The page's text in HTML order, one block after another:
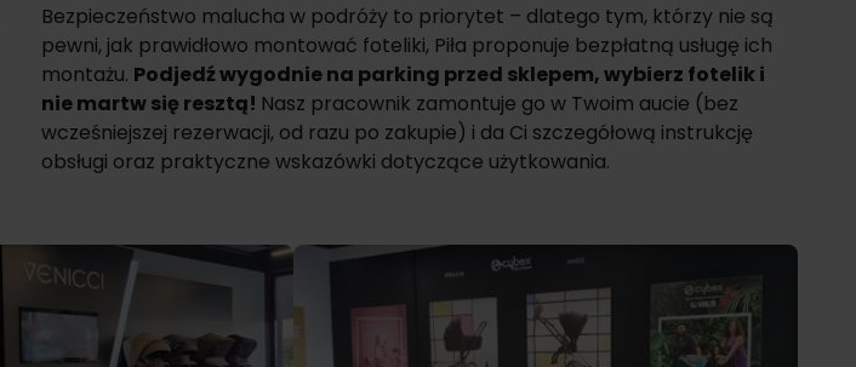
Bezpieczeństwo malucha w podróży to priorytet – dlatego tym, którzy nie są
pewni, jak prawidłowo montować foteliki, Piła proponuje bezpłatną usługę ich
montażu. Podjedź wygodnie na parking przed sklepem, wybierz fotelik i
nie martw się resztą! Nasz pracownik zamontuje go w Twoim aucie (bez
wcześniejszej rezerwacji, od razu po zakupie) i da Ci szczegółową instrukcję
obsługi oraz praktyczne wskazówki dotyczące użytkowania.